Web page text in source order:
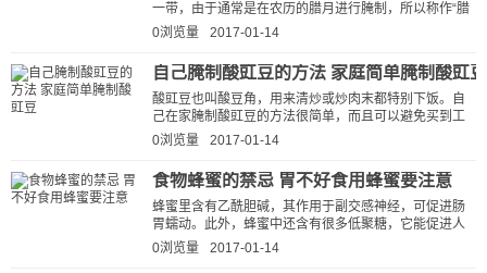
一带，由于通常是在农历的腊月进行腌制，所以称作“腊
肉”，是过年必备的食品。 腊肉...
0浏览量 2017-01-14
自己腌制酸豇豆的方法 家庭简单腌制酸豇豆
酸豇豆也叫酸豆角，用来清炒或炒肉末都特别下饭。自
己在家腌制酸豇豆的方法很简单，而且可以避免买到工
业盐腌制的酸豇豆。 这是已经...
0浏览量 2017-01-14
食物蜂蜜的禁忌 胃不好食用蜂蜜要注意
蜂蜜里含有乙酰胆碱，其作用于副交感神经，可促进肠
胃蠕动。此外，蜂蜜中还含有很多低聚糖，它能促进人
体肠胃中有益微生物的生长，这些有益...
0浏览量 2017-01-14